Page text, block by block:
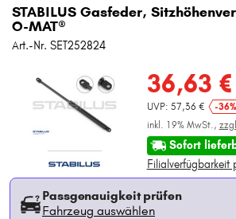
STABILUS Gasfeder,
O-MAT®
Art.-Nr. SET252824
36,63 €
UVP: 57,36 €
-36%
inkl. 19% MwSt.,
Sofort
Filialverfügbarkeit
Passgenauigkeit prüfen
Fahrzeug auswählen